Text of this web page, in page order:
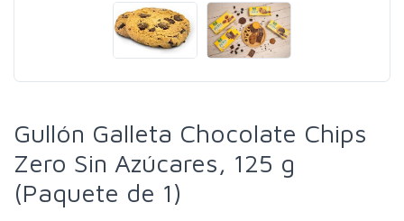
Gullón Galleta Chocolate Chips
Zero Sin Azúcares, 125 g
(Paquete de 1)